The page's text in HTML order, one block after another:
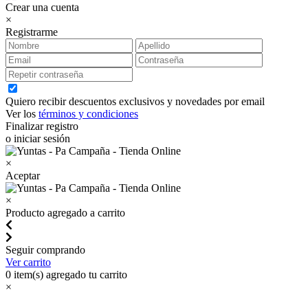
Crear una cuenta
×
Registrarme
Quiero recibir descuentos exclusivos y novedades por email
Ver los términos y condiciones
Finalizar registro
o iniciar sesión
×
Aceptar
×
Producto agregado a carrito
Seguir comprando
Ver carrito
0 item(s) agregado tu carrito
×